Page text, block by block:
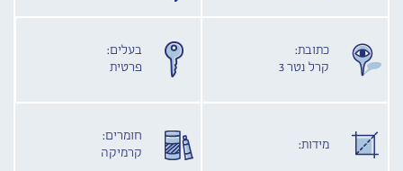
כתובת:
קרל נטר 3
בעלים:
פרטית
מידות:
חומרים:
קרמיקה